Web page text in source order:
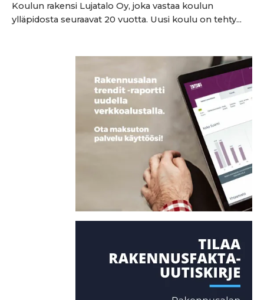
Koulun rakensi Lujatalo Oy, joka vastaa koulun
ylläpidosta seuraavat 20 vuotta. Uusi koulu on tehty...